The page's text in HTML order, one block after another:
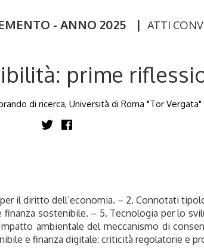
- ANNO 2025 | ATTI
prime
di ricerca, Università di Roma "Tor Vergata"
il diritto dell’economia. – 2. Connotati
sostenibile. – 5. Tecnologia per lo
ambientale del meccanismo di
e finanza digitale: criticità regolatorie e